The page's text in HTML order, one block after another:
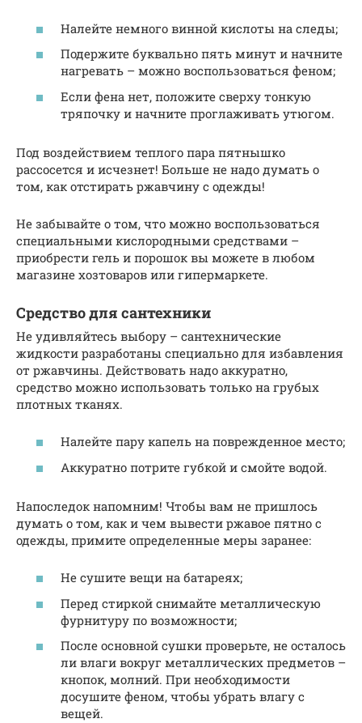
Налейте немного винной кислоты на следы;
Подержите буквально пять минут и начните
нагревать – можно воспользоваться феном;
Если фена нет, положите сверху тонкую
тряпочку и начните проглаживать утюгом.
Под воздействием теплого пара пятнышко
рассосется и исчезнет! Больше не надо думать о
том, как отстирать ржавчину с одежды!
Не забывайте о том, что можно воспользоваться
специальными кислородными средствами –
приобрести гель и порошок вы можете в любом
магазине хозтоваров или гипермаркете.
Средство для сантехники
Не удивляйтесь выбору – сантехнические
жидкости разработаны специально для избавления
от ржавчины. Действовать надо аккуратно,
средство можно использовать только на грубых
плотных тканях.
Налейте пару капель на поврежденное место;
Аккуратно потрите губкой и смойте водой.
Напоследок напомним! Чтобы вам не пришлось
думать о том, как и чем вывести ржавое пятно с
одежды, примите определенные меры заранее:
Не сушите вещи на батареях;
Перед стиркой снимайте металлическую
фурнитуру по возможности;
После основной сушки проверьте, не осталось
ли влаги вокруг металлических предметов –
кнопок, молний. При необходимости
досушите феном, чтобы убрать влагу с
вещей.